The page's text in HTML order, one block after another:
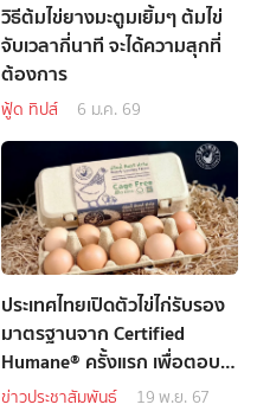
วิธีต้มไข่ยางมะตูมเยิ้มๆ ต้มไข่
จับเวลากี่นาที จะได้ความสุกที่
ต้องการ
ฟู้ด ทิปส์ 6 ม.ค. 69
ประเทศไทยเปิดตัวไข่ไก่รับรอง
มาตรฐานจาก Certified
Humane® ครั้งแรก เพื่อตอบ
รับเทรนด์ผู้บริโภคใส่ใจ
ข่าวประชาสัมพันธ์ 19 พ.ย. 67